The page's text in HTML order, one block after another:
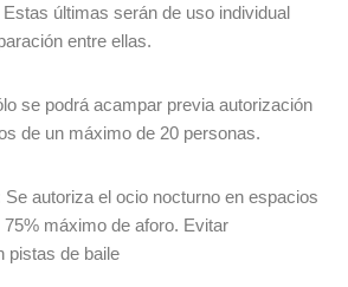
últimas serán de uso individual
entre ellas.
se podrá acampar previa autorización
de un máximo de 20 personas.
Se autoriza el ocio nocturno en espacios
máximo de aforo. Evitar
pistas de baile